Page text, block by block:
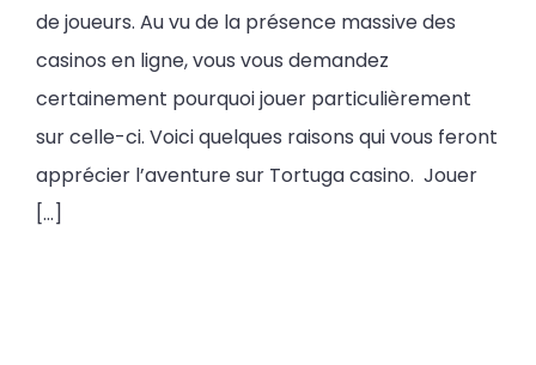
de joueurs. Au vu de la présence massive des
casinos en ligne, vous vous demandez
certainement pourquoi jouer particulièrement
sur celle-ci. Voici quelques raisons qui vous feront
apprécier l’aventure sur Tortuga casino. Jouer
[…]